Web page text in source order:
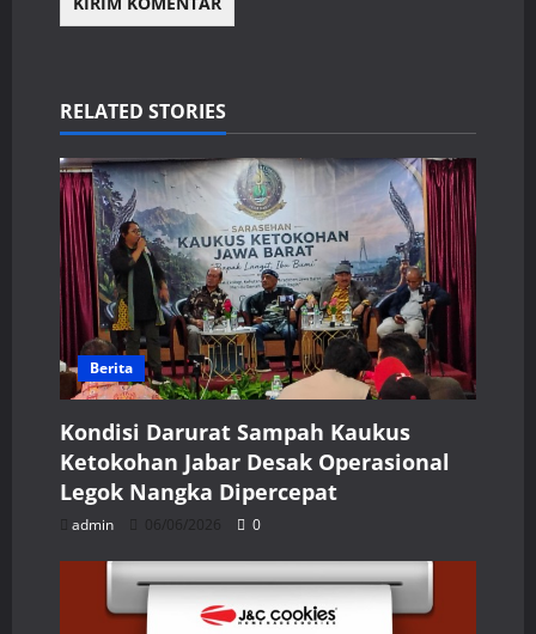
RELATED STORIES
Berita
Kondisi Darurat Sampah Kaukus
Ketokohan Jabar Desak Operasional
Legok Nangka Dipercepat
admin 06/06/2026 0